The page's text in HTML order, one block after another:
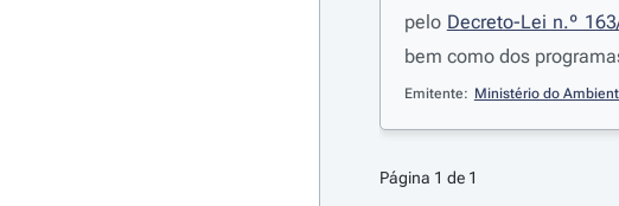
pelo Decreto-Lei n.º
bem como dos
Emitente: Ministério do
Página 1 de 1